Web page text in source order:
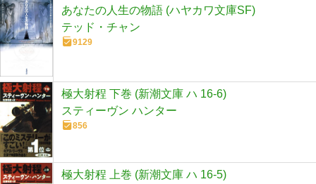
あなたの人生の物語 (ハヤカワ文庫SF)
テッド・チャン
9129
極大射程 下巻 (新潮文庫 ハ 16-6)
スティーヴン ハンター
856
極大射程 上巻 (新潮文庫 ハ 16-5)